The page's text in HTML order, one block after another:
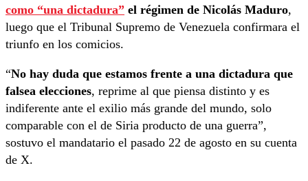
como “una dictadura” el régimen de Nicolás Maduro,
luego que el Tribunal Supremo de Venezuela confirmara el
triunfo en los comicios.
“No hay duda que estamos frente a una dictadura que
falsea elecciones, reprime al que piensa distinto y es
indiferente ante el exilio más grande del mundo, solo
comparable con el de Siria producto de una guerra”,
sostuvo el mandatario el pasado 22 de agosto en su cuenta
de X.